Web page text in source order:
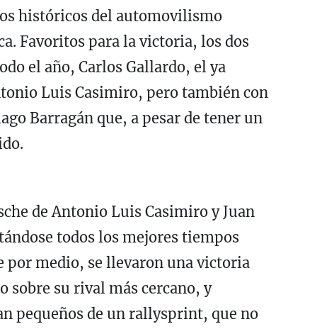
históricos del automovilismo
Favoritos para la victoria, los dos
el año, Carlos Gallardo, el ya
Luis Casimiro, pero también con
Barragán que, a pesar de tener un
de Antonio Luis Casimiro y Juan
todos los mejores tiempos
por medio, se llevaron una victoria
sobre su rival más cercano, y
pequeños de un rallysprint, que no